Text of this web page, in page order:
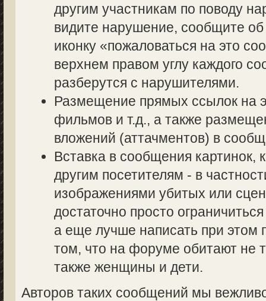
другим участникам по поводу
видите нарушение, сообщите
иконку «пожаловаться на это
верхнем правом углу каждого
разберутся с нарушителями.
Размещение прямых ссылок на
фильмов и т.д., а также
вложений (аттачментов) в
Вставка в сообщения картинок,
другим посетителям - в
изображениями убитых или
достаточно просто
а еще лучше написать при этом
том, что на форуме обитают не
также женщины и дети.
Авторов таких сообщений мы